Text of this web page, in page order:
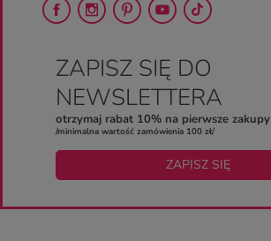
ZAPISZ SIĘ DO
NEWSLETTERA
otrzymaj rabat 10% na pierwsze zakupy
/minimalna wartość zamówienia 100 zł/
ZAPISZ SIĘ